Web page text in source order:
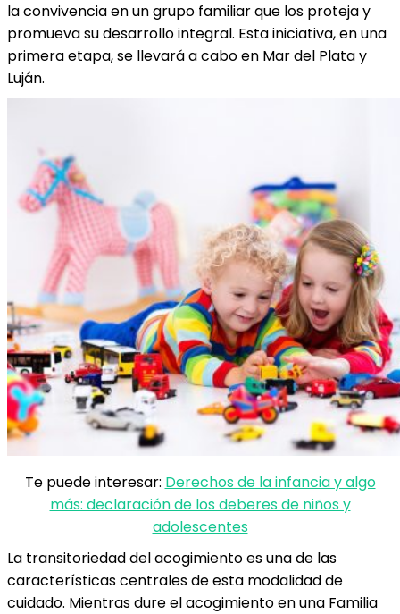
la convivencia en un grupo familiar que los proteja y
promueva su desarrollo integral. Esta iniciativa, en una
primera etapa, se llevará a cabo en Mar del Plata y
Luján.
Te puede interesar: Derechos de la infancia y algo
más: declaración de los deberes de niños y
adolescentes
La transitoriedad del acogimiento es una de las
características centrales de esta modalidad de
cuidado. Mientras dure el acogimiento en una Familia